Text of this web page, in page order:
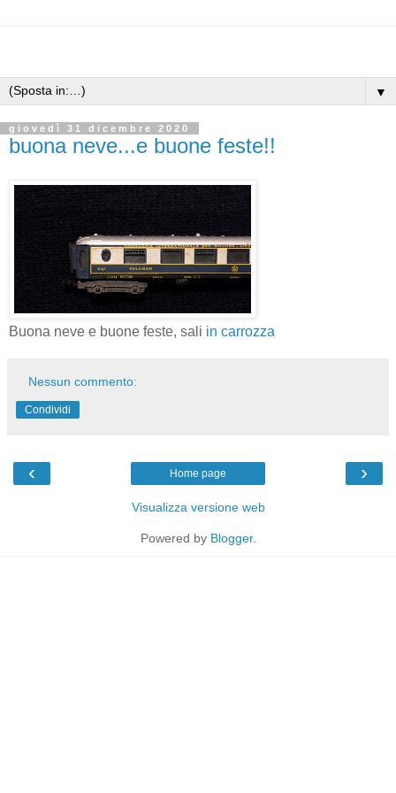
▼
giovedì 31 dicembre 2020
buona neve...e buone feste!!
Buona neve e buone feste, sali in carrozza
Nessun commento:
Condividi
‹ ›
Home page
Visualizza versione web
Powered by Blogger.